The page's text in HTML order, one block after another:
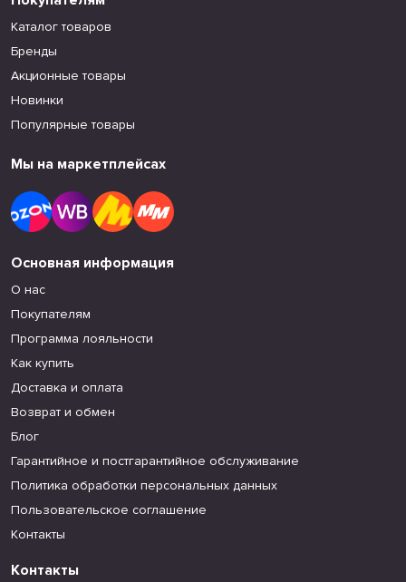
Каталог товаров
Бренды
Акционные товары
Новинки
Популярные товары
Мы на маркетплейсах
Основная информация
О нас
Покупателям
Программа лояльности
Как купить
Доставка и оплата
Возврат и обмен
Блог
Гарантийное и постгарантийное обслуживание
Политика обработки персональных данных
Пользовательское соглашение
Контакты
Контакты